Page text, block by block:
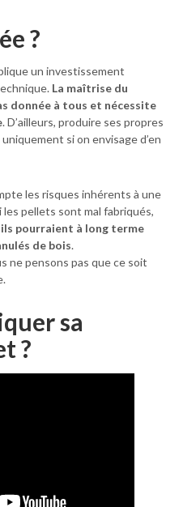
?
un investissement
La maîtrise du
donnée à tous et nécessite
. D’ailleurs, produire ses propres
si on envisage d’en
les risques inhérents à une
les pellets sont mal fabriqués,
pourraient à long terme
de bois.
ne pensons pas que ce soit
sa
?